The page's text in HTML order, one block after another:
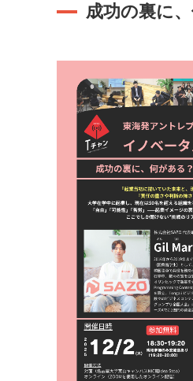
成功の裏に